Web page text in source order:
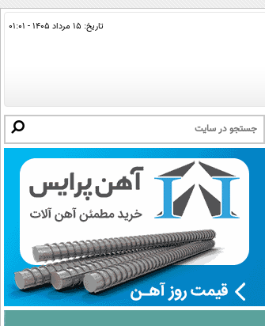
تاریخ: ۱۵ مرداد ۱۴۰۵ - ۰۱:۰۱